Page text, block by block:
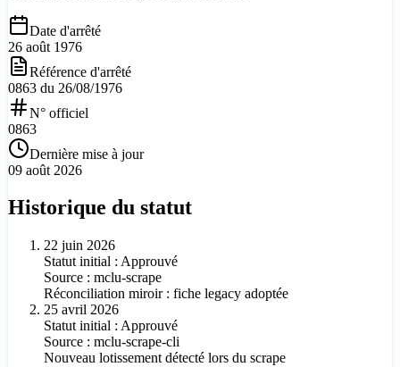
Date d'arrêté
26 août 1976
Référence d'arrêté
0863 du 26/08/1976
N° officiel
0863
Dernière mise à jour
09 août 2026
Historique du statut
22 juin 2026
Statut initial : Approuvé
Source : mclu-scrape
Réconciliation miroir : fiche legacy adoptée
25 avril 2026
Statut initial : Approuvé
Source : mclu-scrape-cli
Nouveau lotissement détecté lors du scrape